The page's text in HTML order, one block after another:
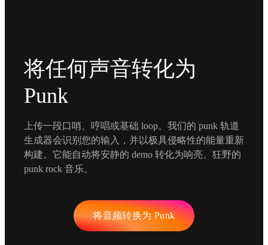
将任何声音转化为
Punk
上传一段口哨、哼唱或基础 loop。我们的 punk 轨道
生成器会识别您的输入，并以极具侵略性的能量重新
构建。它能自动将安静的 demo 转化为响亮、狂野的
punk rock 音乐。
将音频转换为 Punk